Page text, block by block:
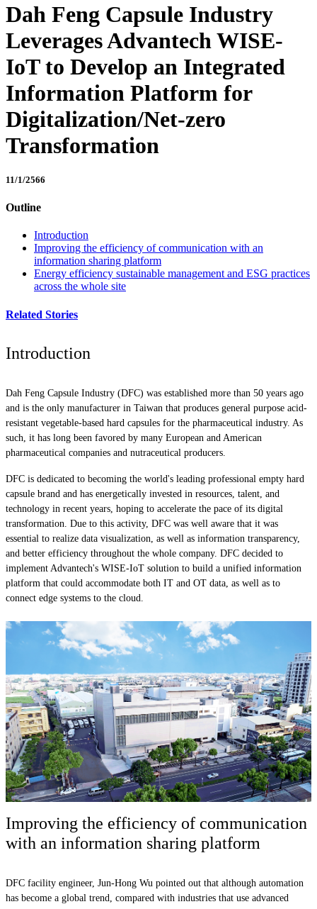
Dah Feng Capsule Industry
Leverages Advantech WISE-
IoT to Develop an Integrated
Information Platform for
Digitalization/Net-zero
Transformation
11/1/2566
Outline
Introduction
Improving the efficiency of communication with an
information sharing platform
Energy efficiency sustainable management and ESG practices
across the whole site
Related Stories
Introduction
Dah Feng Capsule Industry (DFC) was established more than 50 years ago
and is the only manufacturer in Taiwan that produces general purpose acid-
resistant vegetable-based hard capsules for the pharmaceutical industry. As
such, it has long been favored by many European and American
pharmaceutical companies and nutraceutical producers.
DFC is dedicated to becoming the world's leading professional empty hard
capsule brand and has energetically invested in resources, talent, and
technology in recent years, hoping to accelerate the pace of its digital
transformation. Due to this activity, DFC was well aware that it was
essential to realize data visualization, as well as information transparency,
and better efficiency throughout the whole company. DFC decided to
implement Advantech's WISE-IoT solution to build a unified information
platform that could accommodate both IT and OT data, as well as to
connect edge systems to the cloud.
Improving the efficiency of communication
with an information sharing platform
DFC facility engineer, Jun-Hong Wu pointed out that although automation
has become a global trend, compared with industries that use advanced